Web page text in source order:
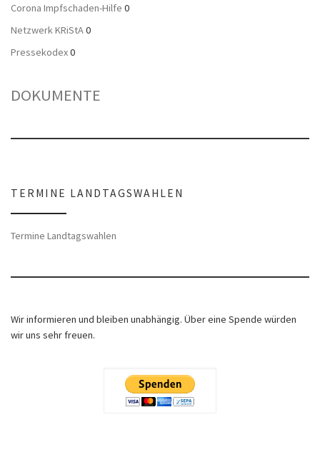
Corona Impfschaden-Hilfe 0
Netzwerk KRiStA0
Pressekodex0
DOKUMENTE
TERMINE LANDTAGSWAHLEN
Termine Landtagswahlen
Wir informieren und bleiben unabhängig. Über eine Spende würden
wir uns sehr freuen.